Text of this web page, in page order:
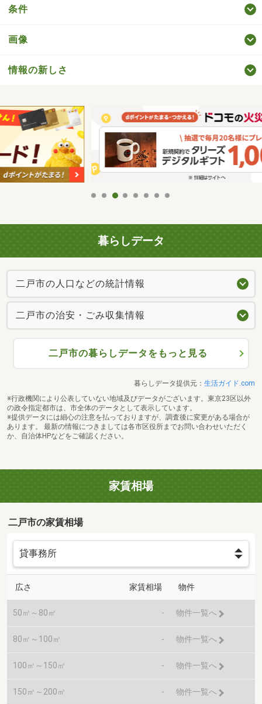
条件
画像
情報の新しさ
暮らしデータ
二戸市の人口などの統計情報
二戸市の治安・ごみ収集情報
二戸市の暮らしデータをもっと見る
暮らしデータ提供元： 生活ガイド.com
※行政機関により公表していない地域及びデータがございます。東京23区以外
の政令指定都市は、市全体のデータとして表示しています。
※提供データには細心の注意を払っておりますが、調査後に変更がある場合が
あります。 最新の情報につきましては各市区役所までお問い合わせいただく
か、自治体HPなどをご確認ください。
家賃相場
二戸市の家賃相場
広さ 家賃相場 物件
50㎡～80㎡ - 物件一覧へ
80㎡～100㎡ - 物件一覧へ
100㎡～150㎡ - 物件一覧へ
150㎡～200㎡ - 物件一覧へ